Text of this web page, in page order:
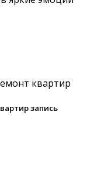
запись